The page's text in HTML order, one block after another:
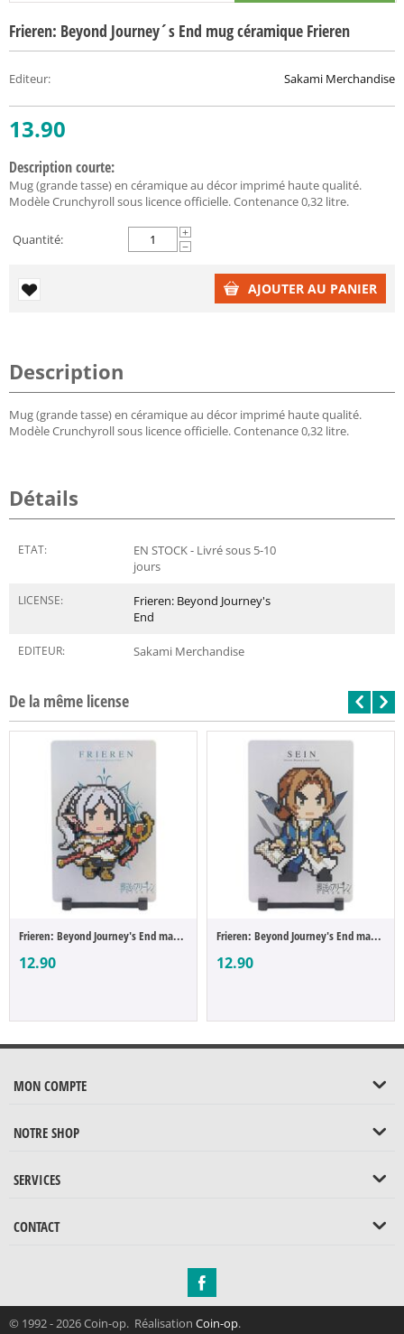
Frieren: Beyond Journey´s End mug céramique Frieren
Editeur: Sakami Merchandise
13.90
Description courte:
Mug (grande tasse) en céramique au décor imprimé haute qualité.
Modèle Crunchyroll sous licence officielle. Contenance 0,32 litre.
Quantité:
+
−
AJOUTER AU PANIER
Description
Mug (grande tasse) en céramique au décor imprimé haute qualité.
Modèle Crunchyroll sous licence officielle. Contenance 0,32 litre.
Détails
ETAT:
EN STOCK - Livré sous 5-10
jours
LICENSE:
Frieren: Beyond Journey's
End
EDITEUR: Sakami Merchandise
De la même license
Frieren: Beyond Journey's End magnet à co...
12.90
Frieren: Beyond Journey's End magnet à co...
12.90
MON COMPTE
NOTRE SHOP
SERVICES
CONTACT
© 1992 - 2026 Coin-op. Réalisation Coin-op.